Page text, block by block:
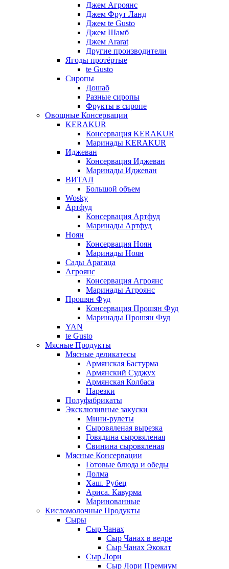
Джем Агроянс
Джем Фрут Ланд
Джем te Gusto
Джем Шамб
Джем Ararat
Другие производители
Ягоды протёртые
te Gusto
Сиропы
Дошаб
Разные сиропы
Фрукты в сиропе
Овощные Консервации
KERAKUR
Консервация KERAKUR
Маринады KERAKUR
Иджеван
Консервация Иджеван
Маринады Иджеван
ВИТАЛ
Большой объем
Wosky
Артфуд
Консервация Артфуд
Маринады Артфуд
Ноян
Консервация Ноян
Маринады Ноян
Сады Арагаца
Агроянс
Консервация Агроянс
Маринады Агроянс
Прошян Фуд
Консервация Прошян Фуд
Маринады Прошян Фуд
YAN
te Gusto
Мясные Продукты
Мясные деликатесы
Армянская Бастурма
Армянский Суджух
Армянская Колбаса
Нарезки
Полуфабрикаты
Эксклюзивные закуски
Мини-рулеты
Сыровяленая вырезка
Говядина сыровяленая
Свинина сыровяленая
Мясные Консервации
Готовые блюда и обеды
Долма
Хаш. Рубец
Ариса. Кавурма
Маринованные
Кисломолочные Продукты
Сыры
Сыр Чанах
Сыр Чанах в ведре
Сыр Чанах Экокат
Сыр Лори
Сыр Лори Премиум